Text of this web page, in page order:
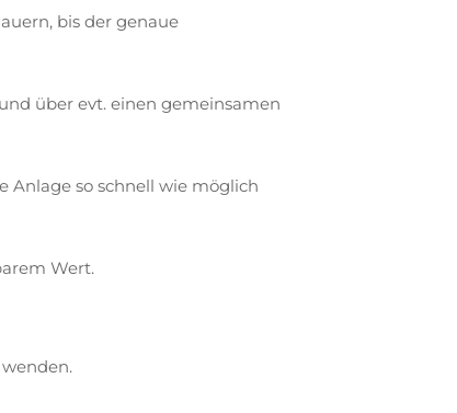
bis der genaue
über evt. einen gemeinsamen
Anlage so schnell wie möglich
Wert.